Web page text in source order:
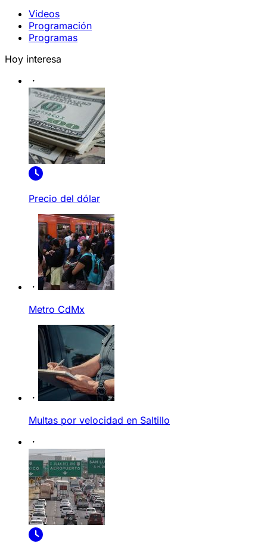
Videos
Programación
Programas
Hoy interesa
Precio del dólar
Metro CdMx
Multas por velocidad en Saltillo